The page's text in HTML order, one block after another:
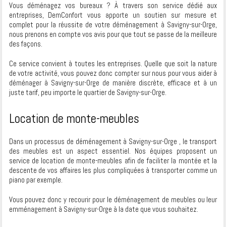
Vous déménagez vos bureaux ? À travers son service dédié aux
entreprises, DemConfort vous apporte un soutien sur mesure et
complet pour la réussite de votre déménagement à Savigny-sur-Orge,
nous prenons en compte vos avis pour que tout se passe de la meilleure
des façons.
Ce service convient à toutes les entreprises. Quelle que soit la nature
de votre activité, vous pouvez donc compter sur nous pour vous aider à
déménager à Savigny-sur-Orge de manière discrète, efficace et à un
juste tarif, peu importe le quartier de Savigny-sur-Orge.
Location de monte-meubles
Dans un processus de déménagement à Savigny-sur-Orge , le transport
des meubles est un aspect essentiel. Nos équipes proposent un
service de location de monte-meubles afin de faciliter la montée et la
descente de vos affaires les plus compliquées à transporter comme un
piano par exemple.
Vous pouvez donc y recourir pour le déménagement de meubles ou leur
emménagement à Savigny-sur-Orge à la date que vous souhaitez.